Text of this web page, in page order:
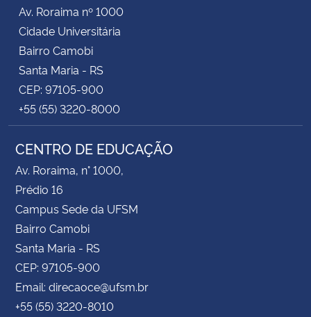
Av. Roraima nº 1000
Cidade Universitária
Bairro Camobi
Santa Maria - RS
CEP: 97105-900
+55 (55) 3220-8000
CENTRO DE EDUCAÇÃO
Av. Roraima, n° 1000,
Prédio 16
Campus Sede da UFSM
Bairro Camobi
Santa Maria - RS
CEP: 97105-900
Email: direcaoce@ufsm.br
+55 (55) 3220-8010